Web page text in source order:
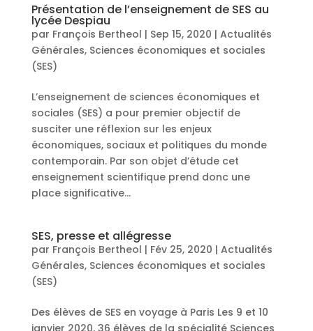
Présentation de l’enseignement de SES au
lycée Despiau
par François Bertheol | Sep 15, 2020 | Actualités
Générales, Sciences économiques et sociales
(SES)
L’enseignement de sciences économiques et
sociales (SES) a pour premier objectif de
susciter une réflexion sur les enjeux
économiques, sociaux et politiques du monde
contemporain. Par son objet d’étude cet
enseignement scientifique prend donc une
place significative...
SES, presse et allégresse
par François Bertheol | Fév 25, 2020 | Actualités
Générales, Sciences économiques et sociales
(SES)
Des élèves de SES en voyage à Paris Les 9 et 10
janvier 2020, 36 élèves de la spécialité Sciences